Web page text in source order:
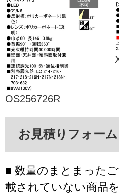
OS256726R
お見積りフォーム
■ 数量のまとまった
載されていない商品